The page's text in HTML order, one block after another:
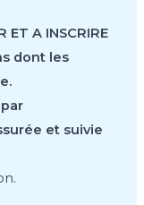
ET A INSCRIRE
dont les
et suivie